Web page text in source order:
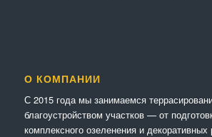
О КОМПАНИИ
С 2015 года мы занимаемся
благоустройством участков — от
комплексного озеленения и